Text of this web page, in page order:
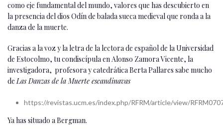
como eje fundamental del mundo, valores que has descubierto en
la presencia del dios Odín de balada sueca medieval que ronda a la
danza de la muerte.
Gracias a la voz y la letra de la lectora de español de la Universidad
de Estocolmo, tu condiscípula en Alonso Zamora Vicente, la
investigadora, profesora y catedrática Berta Pallares sabe mucho
deLas Danzas de la Muerte escandinavas
https://revistas.ucm.es/index.php/RFRM/article/view/
Ya has situado a Bergman.